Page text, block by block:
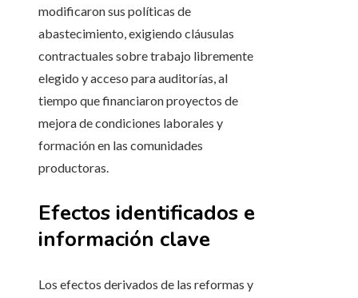
modificaron sus políticas de
abastecimiento, exigiendo cláusulas
contractuales sobre trabajo libremente
elegido y acceso para auditorías, al
tiempo que financiaron proyectos de
mejora de condiciones laborales y
formación en las comunidades
productoras.
Efectos identificados e
información clave
Los efectos derivados de las reformas y